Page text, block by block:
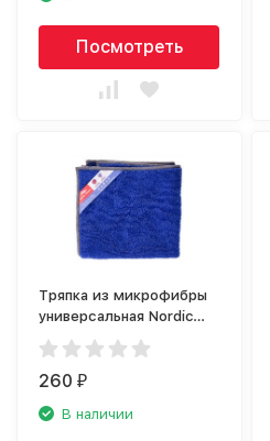
Посмотреть
Тряпка из микрофибры
универсальная Nordic
Stream 15356
260₽
В наличии